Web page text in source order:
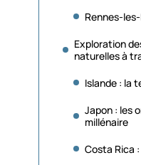
Rennes-
Exploration
naturelles à
Islande : la
Japon : les
millénaire
Costa Rica